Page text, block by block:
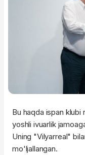
Bu haqda ispan
yoshli ivuarlik
Uning "Vilyarreal"
mo'ljallangan.